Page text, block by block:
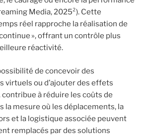
Media, 2025²). Cette
réel rapproche la réalisation de
», offrant un contrôle plus
réactivité.
de concevoir des
virtuels ou d’ajouter des effets
contribue à réduire les coûts de
la mesure où les déplacements, la
et la logistique associée peuvent
remplacés par des solutions